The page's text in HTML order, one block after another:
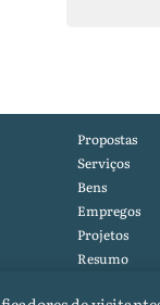
Propostas
Serviços
Bens
Empregos
Projetos
Resumo